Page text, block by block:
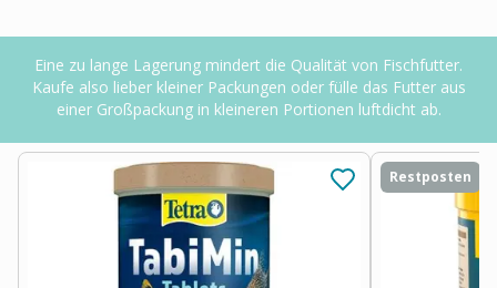
Eine zu lange Lagerung mindert die Qualität von Fischfutter.
Kaufe also lieber kleiner Packungen oder fülle das Futter aus
einer Großpackung in kleineren Portionen luftdicht ab.
Restposten